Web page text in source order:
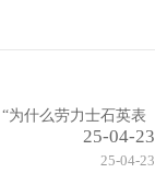
为什么劳力士石英表
25-04-23
25-04-23